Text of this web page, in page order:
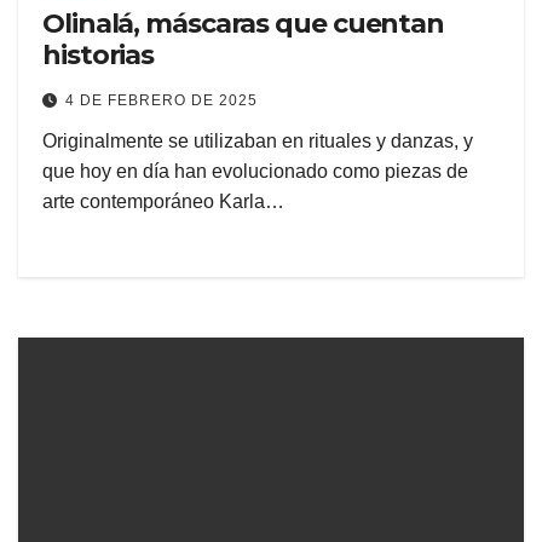
Olinalá, máscaras que cuentan
historias
4 DE FEBRERO DE 2025
Originalmente se utilizaban en rituales y danzas, y
que hoy en día han evolucionado como piezas de
arte contemporáneo Karla…